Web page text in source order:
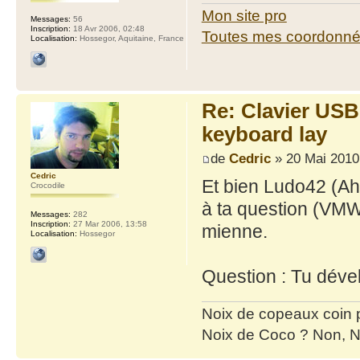
Mon site pro
Toutes mes
Messages: 56
Inscription: 18 Avr 2006, 02:48
Localisation: Hossegor, Aquitaine, France
Re: Clavier
keyboard lay
de Cedric» 20 Mai
Et bien Ludo42
à ta question
mienne.
Question : Tu
Noix de copeaux coin
Noix de Coco ? Non,
Cedric
Crocodile
Messages: 282
Inscription: 27 Mar 2006, 13:58
Localisation: Hossegor